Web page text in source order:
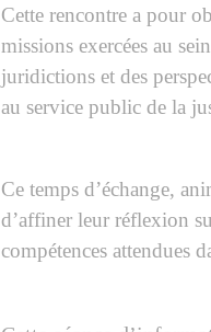
Cette rencontre a pour
missions exercées au
juridictions et des
au service public de la
Ce temps d’échange,
d’affiner leur réflexion
compétences attendues